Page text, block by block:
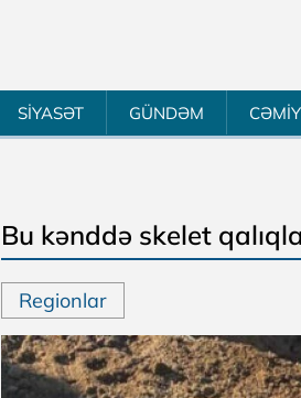
SİYASƏT GÜNDƏM
Bu kənddə skelet
Regionlar